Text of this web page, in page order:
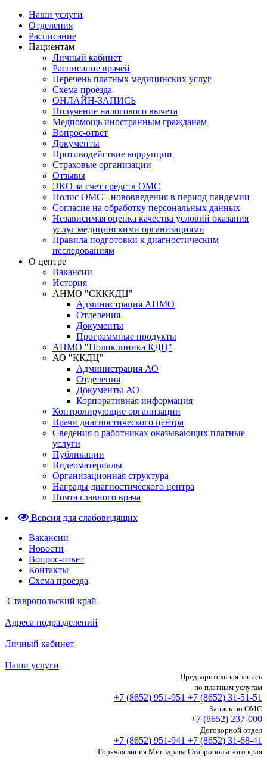
Наши услуги
Отделения
Расписание
Пациентам
Личный кабинет
Расписание врачей
Перечень платных медицинских услуг
Схема проезда
ОНЛАЙН-ЗАПИСЬ
Получение налогового вычета
Медпомощь иностранным гражданам
Вопрос-ответ
Документы
Противодействие коррупции
Страховые организации
Отзывы
ЭКО за счет средств ОМС
Полис ОМС - нововведения в период пандемии
Согласие на обработку персональных данных
Независимая оценка качества условий оказания
услуг медицинскими организациями
Правила подготовки к диагностическим
исследованиям
О центре
Вакансии
История
АНМО "СКККДЦ"
Администрация АНМО
Отделения
Документы
Программные продукты
АНМО "Поликлиника КДЦ"
АО "ККДЦ"
Администрация АО
Отделения
Документы АО
Корпоративная информация
Контролирующие организации
Врачи диагностического центра
Сведения о работниках оказывающих платные
услуги
Публикации
Видеоматериалы
Организационная структура
Награды диагностического центра
Почта главного врача
Версия для слабовидящих
Вакансии
Новости
Вопрос-ответ
Контакты
Схема проезда
Ставропольский край
Адреса подразделений
Личный кабинет
Наши услуги
Предварительная запись
по платным услугам
+7 (8652) 951-951 +7 (8652) 31-51-51
Запись по ОМС
+7 (8652) 237-000
Договорной отдел
+7 (8652) 951-941 +7 (8652) 31-68-41
Горячая линия Минздрава Ставропольского края